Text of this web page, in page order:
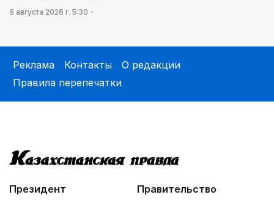
6 августа 2026 г. 5:30
Реклама Контакты
О редакции
Правила перепечатки
Президент
Правительство